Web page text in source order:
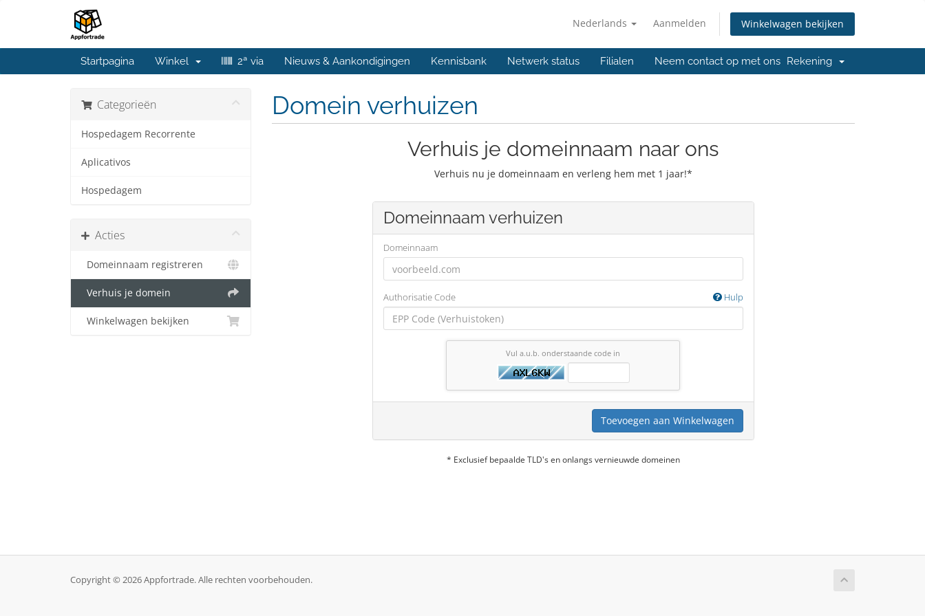
Nederlands Aanmelden Winkelwagen bekijken
Startpagina Winkel 2ª via Nieuws & Aankondigingen Kennisbank Netwerk status Filialen Neem contact op met ons Rekening
Categorieën
Hospedagem Recorrente
Aplicativos
Hospedagem
Acties
Domeinnaam registreren
Verhuis je domein
Winkelwagen bekijken
Domein verhuizen
Verhuis je domeinnaam naar ons
Verhuis nu je domeinnaam en verleng hem met 1 jaar!*
Domeinnaam verhuizen
Domeinnaam
Authorisatie Code Hulp
Vul a.u.b. onderstaande code in
Toevoegen aan Winkelwagen
* Exclusief bepaalde TLD's en onlangs vernieuwde domeinen
Copyright © 2026 Appfortrade. Alle rechten voorbehouden.